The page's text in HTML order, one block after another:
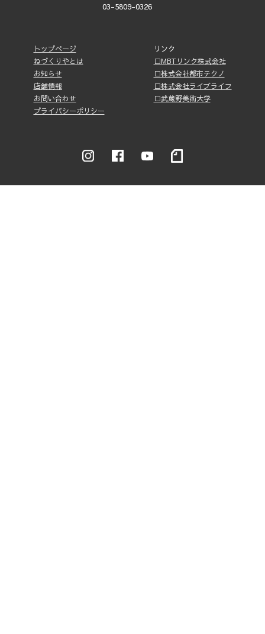
03-5809-0326
トップページ
ねづくりやとは
お知らせ
店舗情報
お問い合わせ
プライバシーポリシー
リンク
□MBTリンク株式会社
□株式会社都市テクノ
□株式会社ライブライフ
□武蔵野美術大学